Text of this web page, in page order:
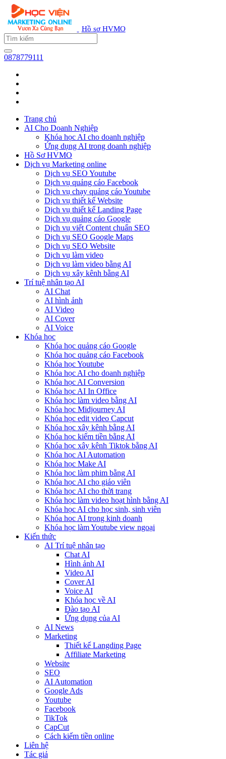
Hồ sơ HVMO
0878779111
Trang chủ
AI Cho Doanh Nghiệp
Khóa học AI cho doanh nghiệp
Ứng dụng AI trong doanh nghiệp
Hồ Sơ HVMO
Dịch vụ Marketing online
Dịch vụ SEO Youtube
Dịch vụ quảng cáo Facebook
Dịch vụ chạy quảng cáo Youtube
Dịch vụ thiết kế Website
Dịch vụ thiết kế Landing Page
Dịch vụ quảng cáo Google
Dịch vụ viết Content chuẩn SEO
Dịch vụ SEO Google Maps
Dịch vụ SEO Website
Dịch vụ làm video
Dịch vụ làm video bằng AI
Dịch vụ xây kênh bằng AI
Trí tuệ nhân tạo AI
AI Chat
AI hình ảnh
AI Video
AI Cover
AI Voice
Khóa học
Khóa học quảng cáo Google
Khóa học quảng cáo Facebook
Khóa học Youtube
Khóa học AI cho doanh nghiệp
Khóa học AI Conversion
Khóa học AI In Office
Khóa học làm video bằng AI
Khóa học Midjourney AI
Khóa học edit video Capcut
Khóa học xây kênh bằng AI
Khóa học kiếm tiền bằng AI
Khóa học xây kênh Tiktok bằng AI
Khóa học AI Automation
Khóa học Make AI
Khóa học làm phim bằng AI
Khóa học AI cho giáo viên
Khóa học AI cho thời trang
Khóa học làm video hoạt hình bằng AI
Khóa học AI cho học sinh, sinh viên
Khóa hoc AI trong kinh doanh
Khóa học làm Youtube view ngoại
Kiến thức
AI Trí tuệ nhân tạo
Chat AI
Hình ảnh AI
Video AI
Cover AI
Voice AI
Khóa học về AI
Đào tạo AI
Ứng dụng của AI
AI News
Marketing
Thiết kế Langding Page
Affiliate Marketing
Website
SEO
AI Automation
Google Ads
Youtube
Facebook
TikTok
CapCut
Cách kiếm tiền online
Liên hệ
Tác giả